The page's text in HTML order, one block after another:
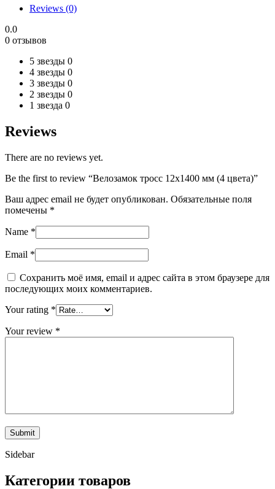
цвета)
quantity
Reviews (0)
0.0
0 отзывов
5 звезды 0
4 звезды 0
3 звезды 0
2 звезды 0
1 звезда 0
Reviews
There are no reviews yet.
Be the first to review “Велозамок тросс 12х1400 мм (4 цвета)”
Ваш адрес email не будет опубликован. Обязательные поля
помечены *
Name *
Email *
Сохранить моё имя, email и адрес сайта в этом браузере для
последующих моих комментариев.
Your rating *
Your review *
Sidebar
Категории товаров